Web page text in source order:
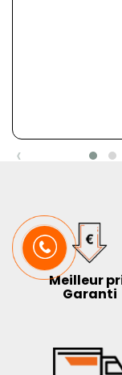
‹
Meilleur
Garanti